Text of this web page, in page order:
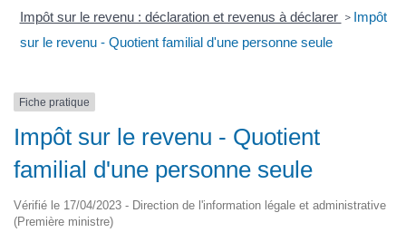
Impôt sur le revenu : déclaration et revenus à déclarer > Impôt
sur le revenu - Quotient familial d'une personne seule
Fiche pratique
Impôt sur le revenu - Quotient
familial d'une personne seule
Vérifié le 17/04/2023 - Direction de l'information légale et administrative
(Première ministre)